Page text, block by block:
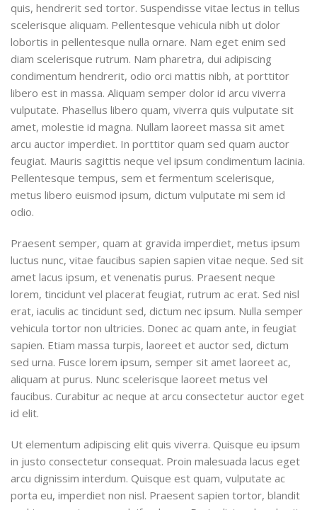
quis, hendrerit sed tortor. Suspendisse vitae lectus in tellus
scelerisque aliquam. Pellentesque vehicula nibh ut dolor
lobortis in pellentesque nulla ornare. Nam eget enim sed
diam scelerisque rutrum. Nam pharetra, dui adipiscing
condimentum hendrerit, odio orci mattis nibh, at porttitor
libero est in massa. Aliquam semper dolor id arcu viverra
vulputate. Phasellus libero quam, viverra quis vulputate sit
amet, molestie id magna. Nullam laoreet massa sit amet
arcu auctor imperdiet. In porttitor quam sed quam auctor
feugiat. Mauris sagittis neque vel ipsum condimentum lacinia.
Pellentesque tempus, sem et fermentum scelerisque,
metus libero euismod ipsum, dictum vulputate mi sem id
odio.
Praesent semper, quam at gravida imperdiet, metus ipsum
luctus nunc, vitae faucibus sapien sapien vitae neque. Sed sit
amet lacus ipsum, et venenatis purus. Praesent neque
lorem, tincidunt vel placerat feugiat, rutrum ac erat. Sed nisl
erat, iaculis ac tincidunt sed, dictum nec ipsum. Nulla semper
vehicula tortor non ultricies. Donec ac quam ante, in feugiat
sapien. Etiam massa turpis, laoreet et auctor sed, dictum
sed urna. Fusce lorem ipsum, semper sit amet laoreet ac,
aliquam at purus. Nunc scelerisque laoreet metus vel
faucibus. Curabitur ac neque at arcu consectetur auctor eget
id elit.
Ut elementum adipiscing elit quis viverra. Quisque eu ipsum
in justo consectetur consequat. Proin malesuada lacus eget
arcu dignissim interdum. Quisque est quam, vulputate ac
porta eu, imperdiet non nisl. Praesent sapien tortor, blandit